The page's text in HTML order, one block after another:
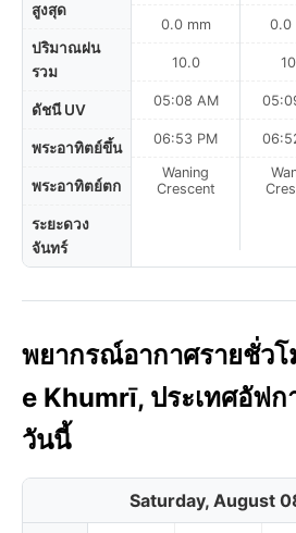
สูงสุด
ปริมาณฝน
รวม
ดัชนี UV
พระอาทิตย์ขึ้น
พระอาทิตย์ตก
ระยะดวง
จันทร์
0.0 mm
10.0
05:08 AM
06:53 PM
Waning
Crescent
0.0
พยากรณ์อากาศรายชั่ว
e Khumrī, ประเทศอั
วันนี้
Saturday, August